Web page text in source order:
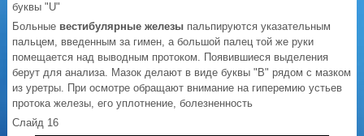
буквы "U"
Больные вестибулярные железы пальпируются указательным
пальцем, введенным за гимен, а большой палец той же руки
помещается над выводным протоком. Появившиеся выделения
берут для анализа. Мазок делают в виде буквы "В" рядом с мазком
из уретры. При осмотре обращают внимание на гиперемию устьев
протока железы, его уплотнение, болезненность
Слайд 16